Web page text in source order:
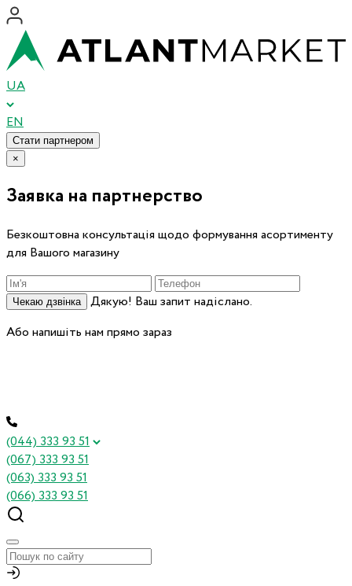
UA
EN
Стати партнером
×
Заявка на партнерство
Безкоштовна консультація щодо формування асортименту
для Вашого магазину
Чекаю дзвінка
Дякую! Ваш запит надіслано.
Або напишіть нам прямо зараз
(044) 333 93 51
(067) 333 93 51
(063) 333 93 51
(066) 333 93 51